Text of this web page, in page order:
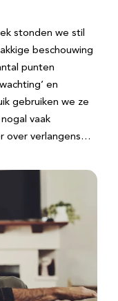
stonden we stil
beschouwing
punten
en
gebruiken we ze
vaak
over verlangens…